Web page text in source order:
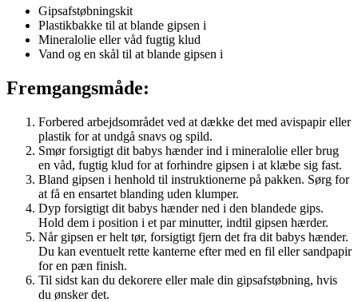
Gipsafstøbningskit
Plastikbakke til at blande gipsen i
Mineralolie eller våd fugtig klud
Vand og en skål til at blande gipsen i
Fremgangsmåde:
Forbered arbejdsområdet ved at dække det med avispapir eller
plastik for at undgå snavs og spild.
Smør forsigtigt dit babys hænder ind i mineralolie eller brug
en våd, fugtig klud for at forhindre gipsen i at klæbe sig fast.
Bland gipsen i henhold til instruktionerne på pakken. Sørg for
at få en ensartet blanding uden klumper.
Dyp forsigtigt dit babys hænder ned i den blandede gips.
Hold dem i position i et par minutter, indtil gipsen hærder.
Når gipsen er helt tør, forsigtigt fjern det fra dit babys hænder.
Du kan eventuelt rette kanterne efter med en fil eller sandpapir
for en pæn finish.
Til sidst kan du dekorere eller male din gipsafstøbning, hvis
du ønsker det.